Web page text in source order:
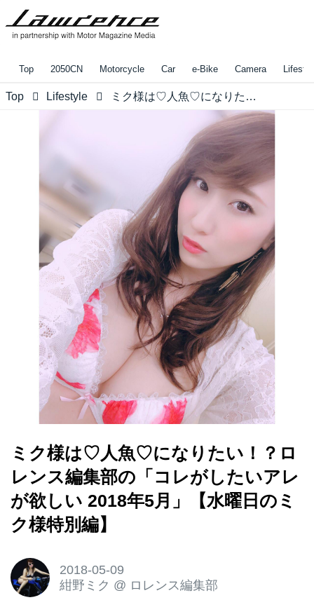
Top 2050CN Motorcycle Car e-Bike Camera
Top Lifestyle ミク様は♡人魚♡になりたい！？ロレンス編集部の「コレがしたいアレが欲しい 2018年5月」【水曜日のミク様特別編】
ミク様は♡人魚♡になりたい！？ロ
レンス編集部の「コレがしたいアレ
が欲しい 2018年5月」【水曜日のミ
ク様特別編】
2018-05-09
紺野ミク @ ロレンス編集部